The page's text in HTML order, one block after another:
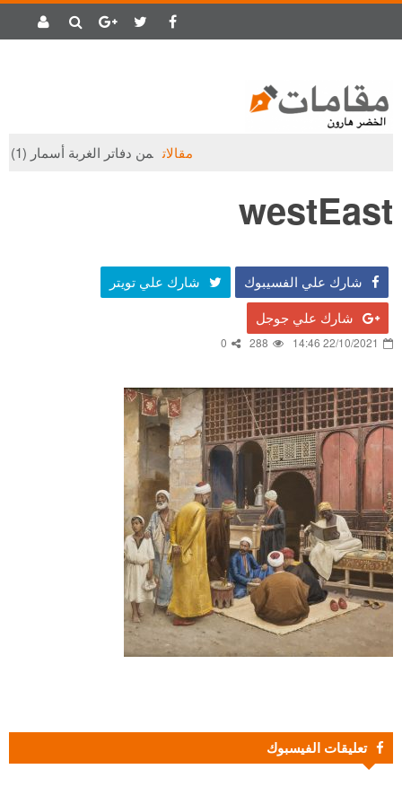
مقالات من دفاتر الغربة أسمار (1)
westEast
شارك علي الفسيبوك شارك علي تويتر
شارك علي جوجل
22/10/2021 14:46
288
0
تعليقات الفيسبوك